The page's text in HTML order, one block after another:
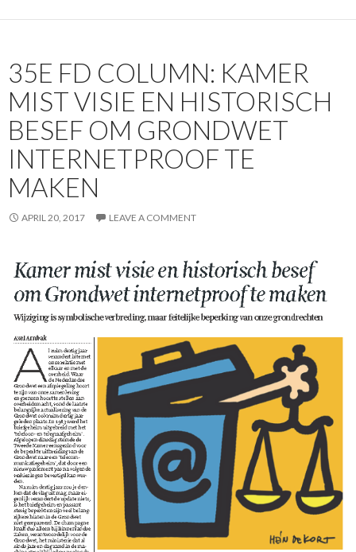
35E FD COLUMN: KAMER
MIST VISIE EN HISTORISCH
BESEF OM GRONDWET
INTERNETPROOF TE
MAKEN
APRIL 20, 2017 LEAVE A COMMENT